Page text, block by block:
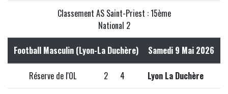
Classement AS Saint-Priest : 15ème
National 2
Football Masculin (Lyon-La Duchère) Samedi 9 Mai 2026
Réserve de l'OL 2 4 Lyon La Duchère